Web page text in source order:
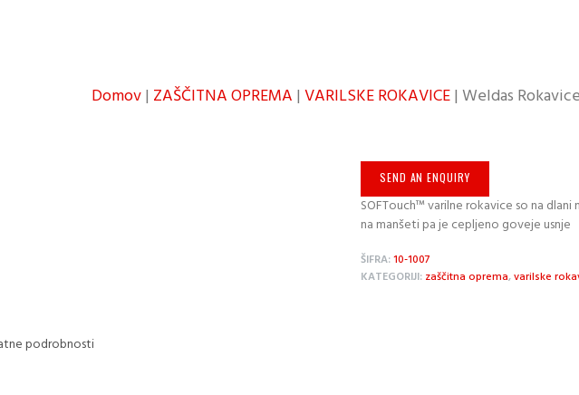
Domov| ZAŠČITNA OPREMA | VARILSKE ROKAVICE| Weldas
SEND AN ENQUIRY
SOFTouch™ varilne rokavice so na
na manšeti pa je cepljeno goveje usnje
ŠIFRA:10-1007
KATEGORIJI: zaščitna oprema,varilske
podrobnosti